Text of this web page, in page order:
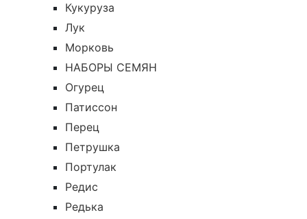
Кукуруза
Лук
Морковь
НАБОРЫ СЕМЯН
Огурец
Патиссон
Перец
Петрушка
Портулак
Редис
Редька